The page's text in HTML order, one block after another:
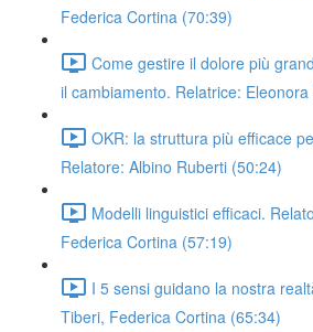
Federica Cortina (70:39)
Come gestire il dolore più
il cambiamento. Relatrice:
OKR: la struttura più efficace
Relatore: Albino Ruberti (50:24)
Modelli linguistici efficaci.
Federica Cortina (57:19)
I 5 sensi guidano la nostra
Tiberi, Federica Cortina (65:34)